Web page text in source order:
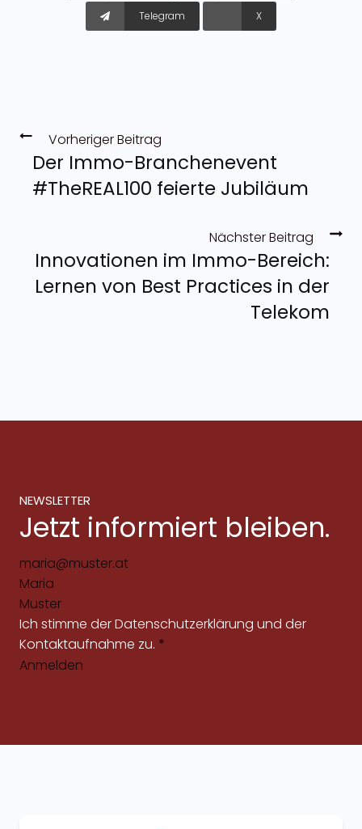
X
Telegram
Vorheriger Beitrag
Der Immo-Branchenevent
#TheREAL100 feierte Jubiläum
Nächster Beitrag
Innovationen im Immo-Bereich:
Lernen von Best Practices in der
Telekom
NEWSLETTER
Jetzt informiert bleiben.
Ich stimme derDatenschutzerklärung und der
Kontaktaufnahme zu. *
Anmelden